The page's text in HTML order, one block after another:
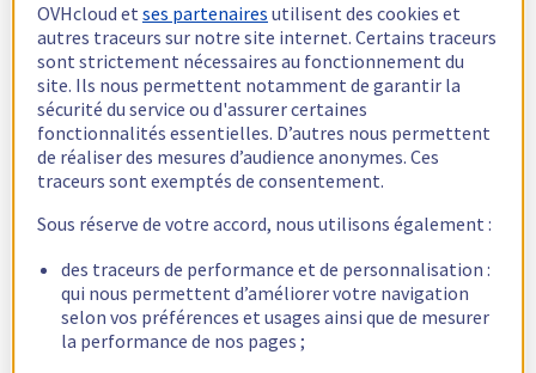
OVHcloud etses partenaires utilisent des cookies et
autres traceurs sur notre site internet. Certains traceurs
sont strictement nécessaires au fonctionnement du
site. Ils nous permettent notamment de garantir la
sécurité du service ou d'assurer certaines
fonctionnalités essentielles. D’autres nous permettent
de réaliser des mesures d’audience anonymes. Ces
traceurs sont exemptés de consentement.
Sous réserve de votre accord, nous utilisons également :
des traceurs de performance et de personnalisation :
qui nous permettent d’améliorer votre navigation
selon vos préférences et usages ainsi que de mesurer
la performance de nos pages ;